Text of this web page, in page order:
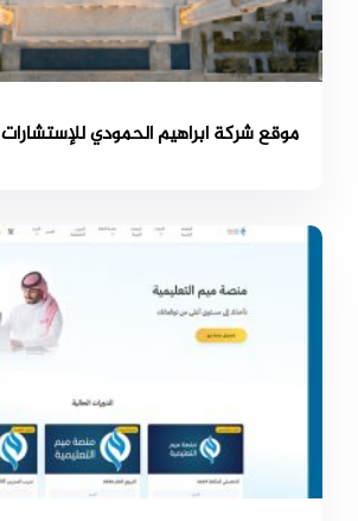
موقع شركة ابراهيم الحمودي للإستشارات